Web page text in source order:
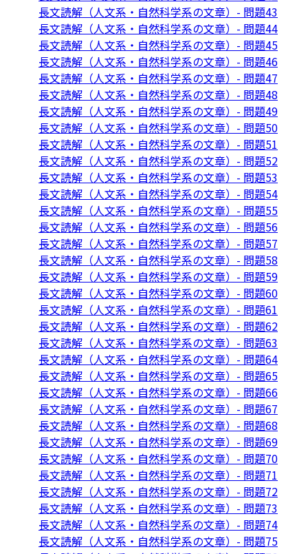
長文読解（人文系・自然科学系の文章）- 問題43
長文読解（人文系・自然科学系の文章）- 問題44
長文読解（人文系・自然科学系の文章）- 問題45
長文読解（人文系・自然科学系の文章）- 問題46
長文読解（人文系・自然科学系の文章）- 問題47
長文読解（人文系・自然科学系の文章）- 問題48
長文読解（人文系・自然科学系の文章）- 問題49
長文読解（人文系・自然科学系の文章）- 問題50
長文読解（人文系・自然科学系の文章）- 問題51
長文読解（人文系・自然科学系の文章）- 問題52
長文読解（人文系・自然科学系の文章）- 問題53
長文読解（人文系・自然科学系の文章）- 問題54
長文読解（人文系・自然科学系の文章）- 問題55
長文読解（人文系・自然科学系の文章）- 問題56
長文読解（人文系・自然科学系の文章）- 問題57
長文読解（人文系・自然科学系の文章）- 問題58
長文読解（人文系・自然科学系の文章）- 問題59
長文読解（人文系・自然科学系の文章）- 問題60
長文読解（人文系・自然科学系の文章）- 問題61
長文読解（人文系・自然科学系の文章）- 問題62
長文読解（人文系・自然科学系の文章）- 問題63
長文読解（人文系・自然科学系の文章）- 問題64
長文読解（人文系・自然科学系の文章）- 問題65
長文読解（人文系・自然科学系の文章）- 問題66
長文読解（人文系・自然科学系の文章）- 問題67
長文読解（人文系・自然科学系の文章）- 問題68
長文読解（人文系・自然科学系の文章）- 問題69
長文読解（人文系・自然科学系の文章）- 問題70
長文読解（人文系・自然科学系の文章）- 問題71
長文読解（人文系・自然科学系の文章）- 問題72
長文読解（人文系・自然科学系の文章）- 問題73
長文読解（人文系・自然科学系の文章）- 問題74
長文読解（人文系・自然科学系の文章）- 問題75